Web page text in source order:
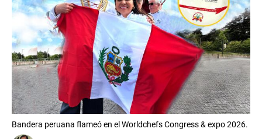
Bandera peruana flameó en el Worldchefs Congress & expo 2026.